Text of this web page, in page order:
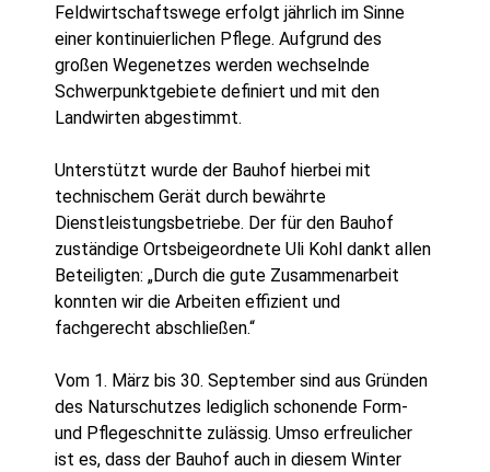
Feldwirtschaftswege erfolgt jährlich im Sinne
einer kontinuierlichen Pflege. Aufgrund des
großen Wegenetzes werden wechselnde
Schwerpunktgebiete definiert und mit den
Landwirten abgestimmt.
Unterstützt wurde der Bauhof hierbei mit
technischem Gerät durch bewährte
Dienstleistungsbetriebe. Der für den Bauhof
zuständige Ortsbeigeordnete Uli Kohl dankt allen
Beteiligten: „Durch die gute Zusammenarbeit
konnten wir die Arbeiten effizient und
fachgerecht abschließen.“
Vom 1. März bis 30. September sind aus Gründen
des Naturschutzes lediglich schonende Form-
und Pflegeschnitte zulässig. Umso erfreulicher
ist es, dass der Bauhof auch in diesem Winter